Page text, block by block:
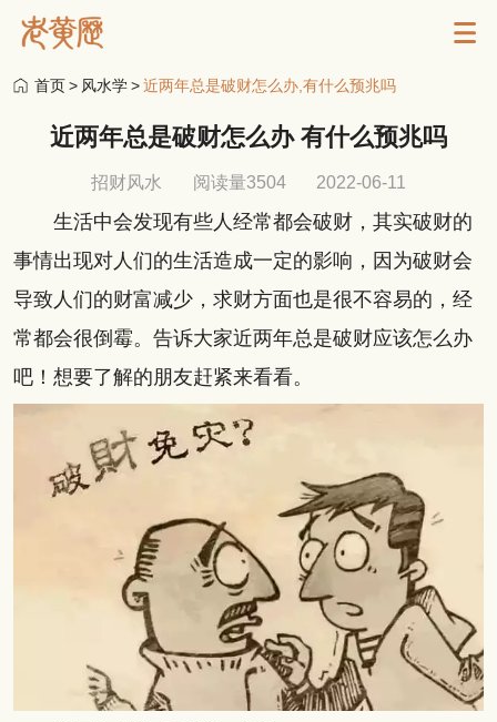
首页> 风水学>近两年总是破财怎么办,有什么预兆吗
近两年总是破财怎么办 有什么预兆吗
招财风水 阅读量3504 2022-06-11
生活中会发现有些人经常都会破财，其实破财的
事情出现对人们的生活造成一定的影响，因为破财会
导致人们的财富减少，求财方面也是很不容易的，经
常都会很倒霉。告诉大家近两年总是破财应该怎么办
吧！想要了解的朋友赶紧来看看。